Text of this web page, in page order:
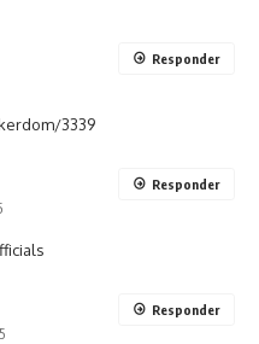
3339
Responder
Responder
Responder